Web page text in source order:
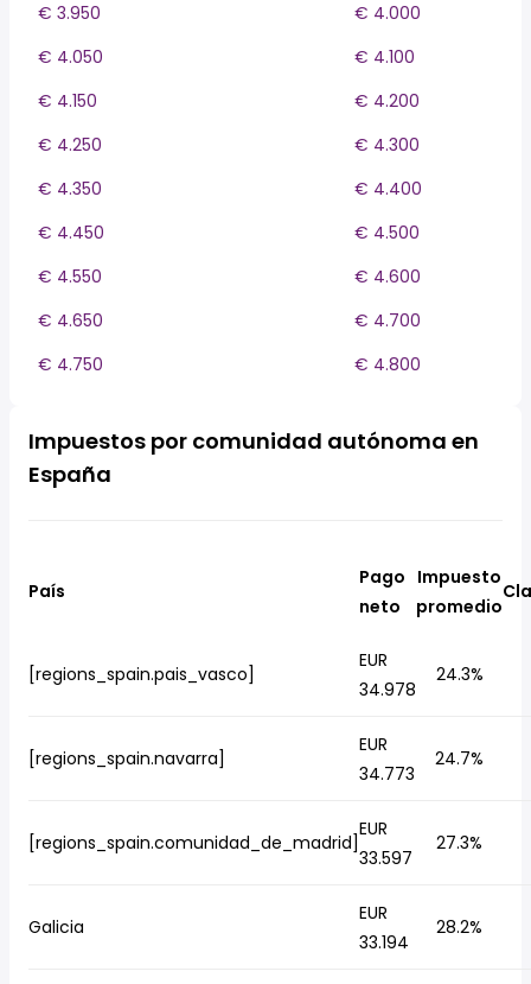
€ 3.950
€ 4.000
€ 4.050
€ 4.100
€ 4.150
€ 4.200
€ 4.250
€ 4.300
€ 4.350
€ 4.400
€ 4.450
€ 4.500
€ 4.550
€ 4.600
€ 4.650
€ 4.700
€ 4.750
€ 4.800
Impuestos por comunidad autónoma en
España
País
Pago
neto
Impuesto
promedio
[regions_spain.pais_vasco]
EUR
34.978
24.3%
[regions_spain.navarra]
EUR
34.773
24.7%
[regions_spain.comunidad_de_madrid]
EUR
33.597
27.3%
Galicia
EUR
33.194
28.2%